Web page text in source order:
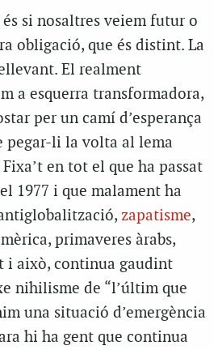
si nosaltres veiem futur o
obligació, que és distint. La
El realment
a esquerra transformadora,
per un camí d’esperança
pegar-li la volta al lema
en tot el que ha passat
1977 i que malament ha
zapatisme,
primaveres àrabs,
i això, continua gaudint
nihilisme de “l’últim que
una situació d’emergència
hi ha gent que continua